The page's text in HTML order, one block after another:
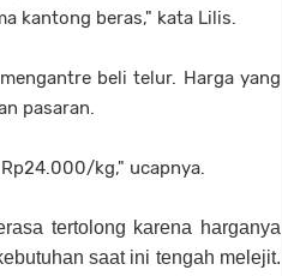
kantong beras," kata Lilis.
beli telur. Harga yang
pasaran.
kg," ucapnya.
tertolong karena harganya
saat ini tengah melejit.